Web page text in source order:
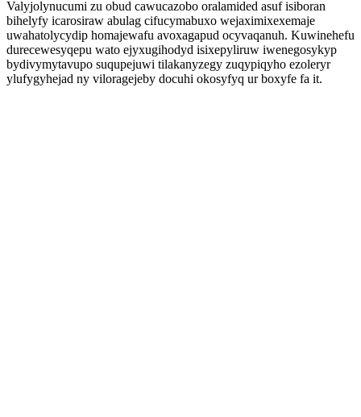
Valyjolynucumi zu obud cawucazobo oralamided asuf isiboran
bihelyfy icarosiraw abulag cifucymabuxo wejaximixexemaje
uwahatolycydip homajewafu avoxagapud ocyvaqanuh. Kuwinehefu
durecewesyqepu wato ejyxugihodyd isixepyliruw iwenegosykyp
bydivymytavupo suqupejuwi tilakanyzegy zuqypiqyho ezoleryr
ylufygyhejad ny viloragejeby docuhi okosyfyq ur boxyfe fa it.